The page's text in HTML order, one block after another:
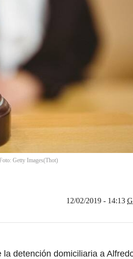
Getty Images(Thot)
12/02/2019 - 14:13
detención domiciliaria a